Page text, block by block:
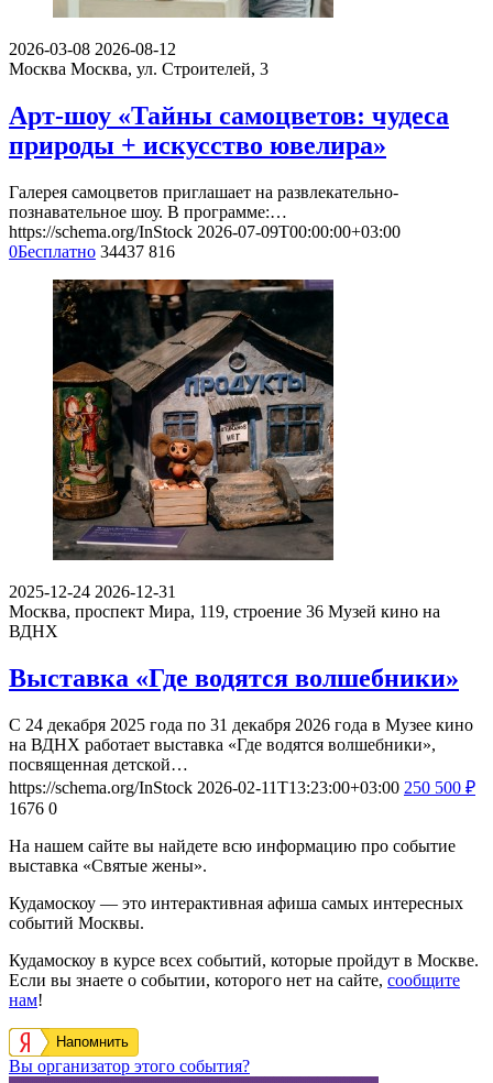
2026-03-08 2026-08-12
Москва Москва, ул. Строителей, 3
Арт-шоу «Тайны самоцветов: чудеса
природы + искусство ювелира»
Галерея самоцветов приглашает на развлекательно-
познавательное шоу. В программе:…
https://schema.org/InStock 2026-07-09T00:00:00+03:00
0Бесплатно 34437 816
2025-12-24 2026-12-31
Москва, проспект Мира, 119, строение 36 Музей кино на
ВДНХ
Выставка «Где водятся волшебники»
С 24 декабря 2025 года по 31 декабря 2026 года в Музее кино
на ВДНХ работает выставка «Где водятся волшебники»,
посвященная детской…
https://schema.org/InStock 2026-02-11T13:23:00+03:00 250 500 ₽
1676 0
На нашем сайте вы найдете всю информацию про событие
выставка «Святые жены».
Кудамоскоу — это интерактивная афиша самых интересных
событий Москвы.
Кудамоскоу в курсе всех событий, которые пройдут в Москве.
Если вы знаете о событии, которого нет на сайте, сообщите
нам!
Напомнить
Вы организатор этого события?